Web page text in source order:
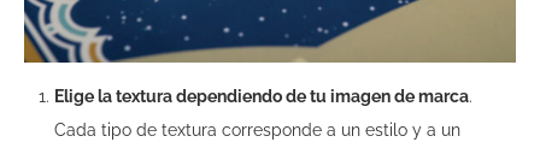
Elige la textura dependiendo de tu imagen de marca.
Cada tipo de textura corresponde a un estilo y a un